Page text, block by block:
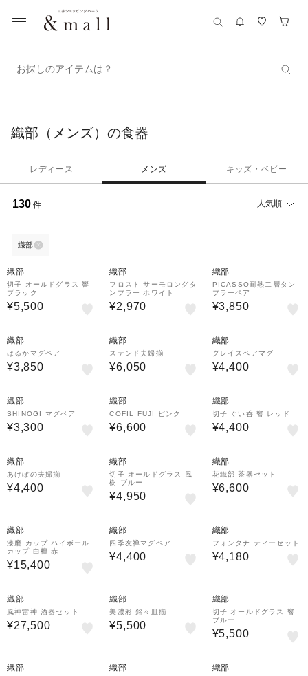
お探しのアイテムは？
織部（メンズ）の食器
レディース メンズ キッズ・ベビー
130 件 人気順
織部
織部
切子 オールドグラス 響
ブラック
¥5,500
織部
フロスト サーモロングタ
ンブラー ホワイト
¥2,970
織部
PICASSO耐熱二層タン
ブラーペア
¥3,850
織部
はるかマグペア
¥3,850
織部
ステンド夫婦揃
¥6,050
織部
グレイスペアマグ
¥4,400
織部
SHINOGI マグペア
¥3,300
織部
COFIL FUJI ピンク
¥6,600
織部
切子 ぐい呑 響 レッド
¥4,400
織部
あけぼの夫婦揃
¥4,400
織部
切子 オールドグラス 風
樹 ブルー
¥4,950
織部
花織部 茶器セット
¥6,600
織部
漆磨 カップ ハイボール
カップ 白檀 赤
¥15,400
織部
四季友禅マグペア
¥4,400
織部
フォンタナ ティーセット
¥4,180
織部
風神雷神 酒器セット
¥27,500
織部
美濃彩 銘々皿揃
¥5,500
織部
切子 オールドグラス 響
ブルー
¥5,500
織部 織部 織部